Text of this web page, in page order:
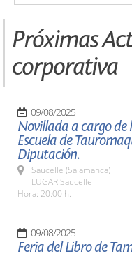
Próximas
corporativa
09/08/2025
Novillada a cargo de
Escuela de
Diputación.
Saucelle (Salamanca)
LUGAR Saucelle
Hora: 20:00 h.
09/08/2025
Feria del Libro de